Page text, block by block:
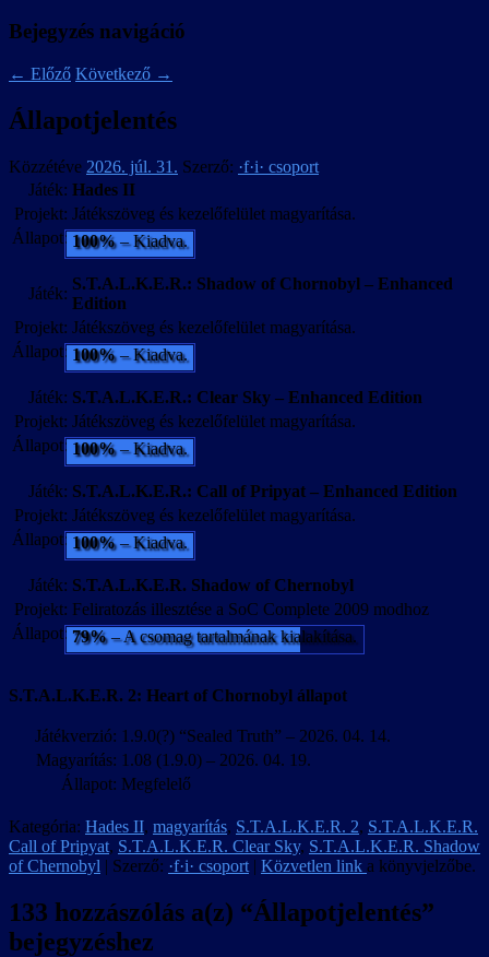
Bejegyzés navigáció
← Előző Következő →
Állapotjelentés
Közzétéve 2026. júl. 31. Szerző: ·f·i· csoport
Játék: Hades II
Projekt: Játékszöveg és kezelőfelület magyarítása.
Állapot: 100%– Kiadva.
Játék:
S.T.A.L.K.E.R.: Shadow of Chornobyl – Enhanced
Edition
Projekt: Játékszöveg és kezelőfelület magyarítása.
Állapot: 100%– Kiadva.
Játék: S.T.A.L.K.E.R.: Clear Sky – Enhanced Edition
Projekt: Játékszöveg és kezelőfelület magyarítása.
Állapot: 100%– Kiadva.
Játék: S.T.A.L.K.E.R.: Call of Pripyat – Enhanced Edition
Projekt: Játékszöveg és kezelőfelület magyarítása.
Állapot: 100%– Kiadva.
Játék: S.T.A.L.K.E.R. Shadow of Chernobyl
Projekt: Feliratozás illesztése a SoC Complete 2009 modhoz
Állapot: 79%– A csomag tartalmának kialakítása.
S.T.A.L.K.E.R. 2: Heart of Chornobyl állapot
Játékverzió: 1.9.0(?) “Sealed Truth” – 2026. 04. 14.
Magyarítás: 1.08 (1.9.0) – 2026. 04. 19.
Állapot: Megfelelő
Kategória: Hades II, magyarítás, S.T.A.L.K.E.R. 2, S.T.A.L.K.E.R.
Call of Pripyat, S.T.A.L.K.E.R. Clear Sky, S.T.A.L.K.E.R. Shadow
of Chernobyl | Szerző: ·f·i· csoport | Közvetlen link a könyvjelzőbe.
133 hozzászólás a(z) “Állapotjelentés”
bejegyzéshez